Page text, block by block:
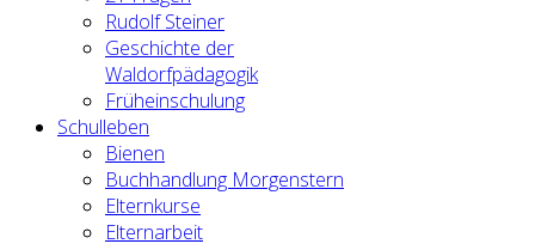
Rudolf Steiner
Geschichte der
Waldorfpädagogik
Früheinschulung
Schulleben
Bienen
Buchhandlung Morgenstern
Elternkurse
Elternarbeit